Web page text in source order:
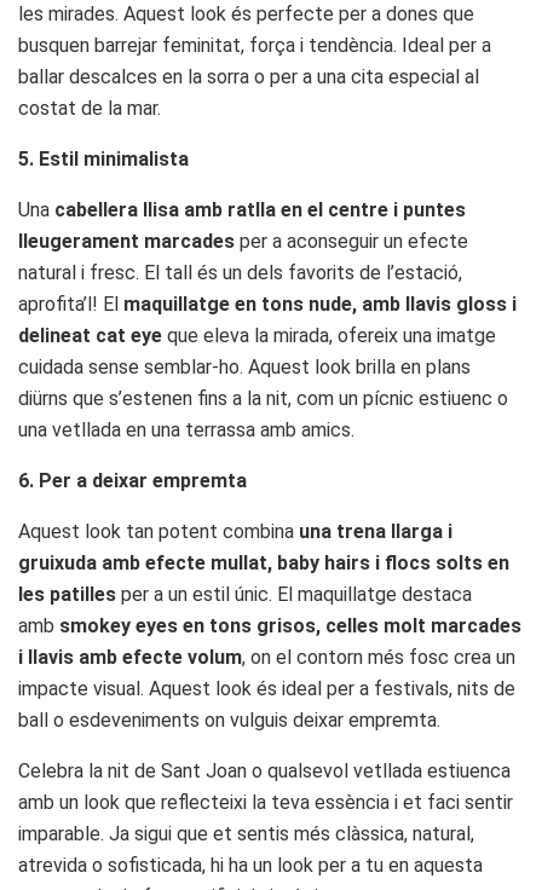
les mirades. Aquest look és perfecte per a dones que
busquen barrejar feminitat, força i tendència. Ideal per a
ballar descalces en la sorra o per a una cita especial al
costat de la mar.
5. Estil minimalista
Una cabellera llisa amb ratlla en el centre i puntes
lleugerament marcades per a aconseguir un efecte
natural i fresc. El tall és un dels favorits de l’estació,
aprofita’l! El maquillatge en tons nude, amb llavis gloss i
delineat cat eye que eleva la mirada, ofereix una imatge
cuidada sense semblar-ho. Aquest look brilla en plans
diürns que s’estenen fins a la nit, com un pícnic estiuenc o
una vetllada en una terrassa amb amics.
6. Per a deixar empremta
Aquest look tan potent combina una trena llarga i
gruixuda amb efecte mullat, baby hairs i flocs solts en
les patilles per a un estil únic. El maquillatge destaca
amb smokey eyes en tons grisos, celles molt marcades
i llavis amb efecte volum, on el contorn més fosc crea un
impacte visual. Aquest look és ideal per a festivals, nits de
ball o esdeveniments on vulguis deixar empremta.
Celebra la nit de Sant Joan o qualsevol vetllada estiuenca
amb un look que reflecteixi la teva essència i et faci sentir
imparable. Ja sigui que et sentis més clàssica, natural,
atrevida o sofisticada, hi ha un look per a tu en aquesta